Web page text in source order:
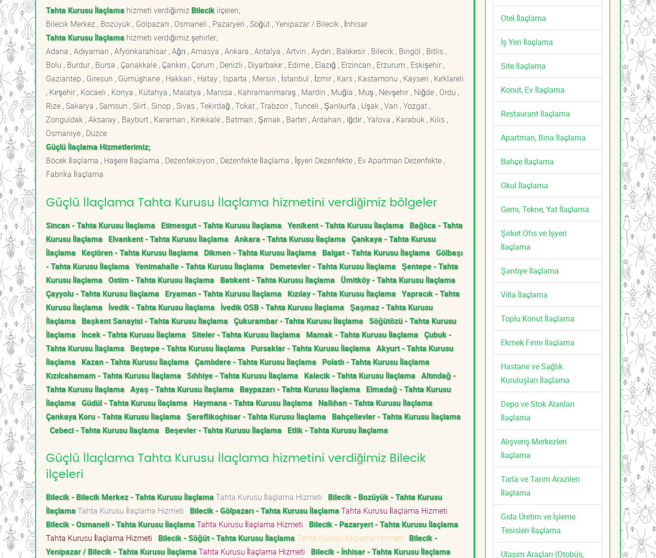
Tahta Kurusu İlaçlama hizmeti verdiğimiz Bilecik ilçeleri;
Bilecik Merkez , Bozüyük , Gölpazarı , Osmaneli , Pazaryeri , Söğüt , Yenipazar / Bilecik , İnhisar
Tahta Kurusu İlaçlama hizmeti verdiğimiz şehirler;
Adana , Adıyaman , Afyonkarahisar , Ağrı , Amasya , Ankara , Antalya , Artvin , Aydın , Balıkesir , Bilecik , Bingöl , Bitlis ,
Bolu , Burdur , Bursa , Çanakkale , Çankırı , Çorum , Denizli , Diyarbakır , Edirne , Elazığ , Erzincan , Erzurum , Eskişehir ,
Gaziantep , Giresun , Gümüşhane , Hakkari , Hatay , Isparta , Mersin , İstanbul , İzmir , Kars , Kastamonu , Kayseri , Kırklareli
, Kırşehir , Kocaeli , Konya , Kütahya , Malatya , Manisa , Kahramanmaraş , Mardin , Muğla , Muş , Nevşehir , Niğde , Ordu ,
Rize , Sakarya , Samsun , Siirt , Sinop , Sivas , Tekirdağ , Tokat , Trabzon , Tunceli , Şanlıurfa , Uşak , Van , Yozgat ,
Zonguldak , Aksaray , Bayburt , Karaman , Kırıkkale , Batman , Şırnak , Bartın , Ardahan , Iğdır , Yalova , Karabük , Kilis ,
Osmaniye , Düzce
Güçlü İlaçlama Hizmetlerimiz;
Böcek İlaçlama , Haşere İlaçlama , Dezenfeksiyon , Dezenfekte İlaçlama , İşyeri Dezenfekte , Ev Apartman Dezenfekte ,
Fabrika İlaçlama
Güçlü İlaçlama Tahta Kurusu İlaçlama hizmetini verdiğimiz bölgeler
Sincan - Tahta Kurusu İlaçlama Etimesgut - Tahta Kurusu İlaçlama Yenikent - Tahta Kurusu İlaçlama Bağlıca - Tahta
Kurusu İlaçlama Elvankent - Tahta Kurusu İlaçlama Ankara - Tahta Kurusu İlaçlama Çankaya - Tahta Kurusu
İlaçlama Keçiören - Tahta Kurusu İlaçlama Dikmen - Tahta Kurusu İlaçlama Balgat - Tahta Kurusu İlaçlama Gölbaşı
- Tahta Kurusu İlaçlama Yenimahalle - Tahta Kurusu İlaçlama Demetevler - Tahta Kurusu İlaçlama Şentepe - Tahta
Kurusu İlaçlama Ostim - Tahta Kurusu İlaçlama Batıkent - Tahta Kurusu İlaçlama Ümitköy - Tahta Kurusu İlaçlama
Çayyolu - Tahta Kurusu İlaçlama Eryaman - Tahta Kurusu İlaçlama Kızılay - Tahta Kurusu İlaçlama Yapracık - Tahta
Kurusu İlaçlama İvedik - Tahta Kurusu İlaçlama İvedik OSB - Tahta Kurusu İlaçlama Şaşmaz - Tahta Kurusu
İlaçlama Başkent Sanayisi - Tahta Kurusu İlaçlama Çukurambar - Tahta Kurusu İlaçlama Söğütözü - Tahta Kurusu
İlaçlama İncek - Tahta Kurusu İlaçlama Siteler - Tahta Kurusu İlaçlama Mamak - Tahta Kurusu İlaçlama Çubuk -
Tahta Kurusu İlaçlama Beştepe - Tahta Kurusu İlaçlama Pursaklar - Tahta Kurusu İlaçlama Akyurt - Tahta Kurusu
İlaçlama Kazan - Tahta Kurusu İlaçlama Çamlıdere - Tahta Kurusu İlaçlama Polatlı - Tahta Kurusu İlaçlama
Kızılcahamam - Tahta Kurusu İlaçlama Sıhhiye - Tahta Kurusu İlaçlama Kalecik - Tahta Kurusu İlaçlama Altındağ -
Tahta Kurusu İlaçlama Ayaş - Tahta Kurusu İlaçlama Baypazarı - Tahta Kurusu İlaçlama Elmadağ - Tahta Kurusu
İlaçlama Güdül - Tahta Kurusu İlaçlama Haymana - Tahta Kurusu İlaçlama Nallıhan - Tahta Kurusu İlaçlama
Çankaya Koru - Tahta Kurusu İlaçlama Şereflikoçhisar - Tahta Kurusu İlaçlama Bahçelievler - Tahta Kurusu İlaçlama
Cebeci - Tahta Kurusu İlaçlama Beşevler - Tahta Kurusu İlaçlama Etlik - Tahta Kurusu İlaçlama
Güçlü İlaçlama Tahta Kurusu İlaçlama hizmetini verdiğimiz Bilecik
ilçeleri
Bilecik - Bilecik Merkez - Tahta Kurusu İlaçlamaTahta Kurusu İlaçlama Hizmeti
Bilecik - Bozüyük - Tahta Kurusu
İlaçlamaTahta Kurusu İlaçlama Hizmeti Bilecik - Gölpazarı - Tahta Kurusu İlaçlamaTahta Kurusu İlaçlama Hizmeti
Bilecik - Osmaneli - Tahta Kurusu İlaçlamaTahta Kurusu İlaçlama Hizmeti
Bilecik - Pazaryeri - Tahta Kurusu İlaçlama
Tahta Kurusu İlaçlama Hizmeti
Bilecik - Söğüt - Tahta Kurusu İlaçlamaTahta Kurusu İlaçlama Hizmeti
Bilecik -
Yenipazar / Bilecik - Tahta Kurusu İlaçlamaTahta Kurusu İlaçlama Hizmeti Bilecik - İnhisar - Tahta Kurusu İlaçlama
Otel İlaçlama
İş Yeri İlaçlama
Site İlaçlama
Konut, Ev İlaçlama
Restaurant İlaçlama
Apartman, Bina İlaçlama
Bahçe İlaçlama
Okul İlaçlama
Gemi, Tekne, Yat İlaçlama
Şirket Ofis ve İşyeri
İlaçlama
Şantiye İlaçlama
Villa İlaçlama
Toplu Konut İlaçlama
Ekmek Fırını İlaçlama
Hastane ve Sağlık
Kuruluşları İlaçlama
Depo ve Stok Alanları
İlaçlama
Alışveriş Merkezleri
İlaçlama
Tarla ve Tarım Arazileri
İlaçlama
Gıda Üretim ve İşleme
Tesisleri İlaçlama
Ulaşım Araçları (Otobüs,